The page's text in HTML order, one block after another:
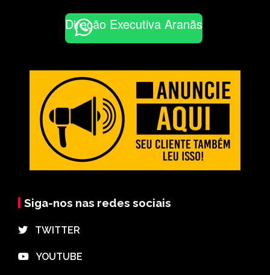
Direção Executiva Aranãs
Siga-nos nas redes sociais
⠀TWITTER
⠀YOUTUBE